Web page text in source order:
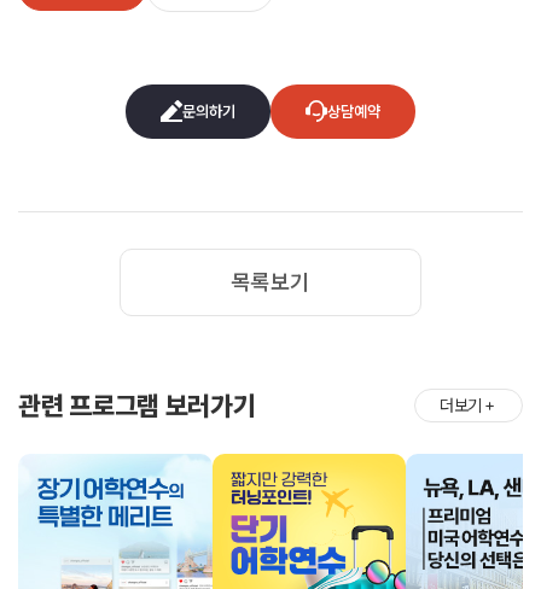
문의하기 상담예약
목록보기
관련 프로그램 보러가기 더보기 ＋